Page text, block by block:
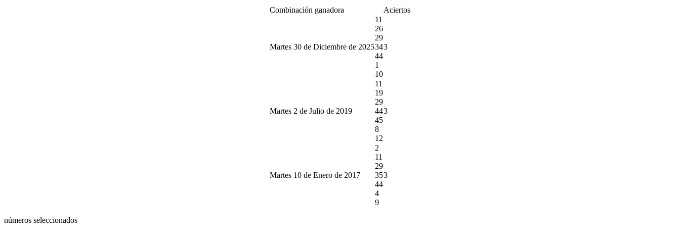
Combinación ganadora Aciertos
Martes 30 de Diciembre de 2025
11
26
29
34
44
1
10
3
Martes 2 de Julio de 2019
11
19
29
44
45
8
12
3
Martes 10 de Enero de 2017
2
11
29
35
44
4
9
3
números seleccionados